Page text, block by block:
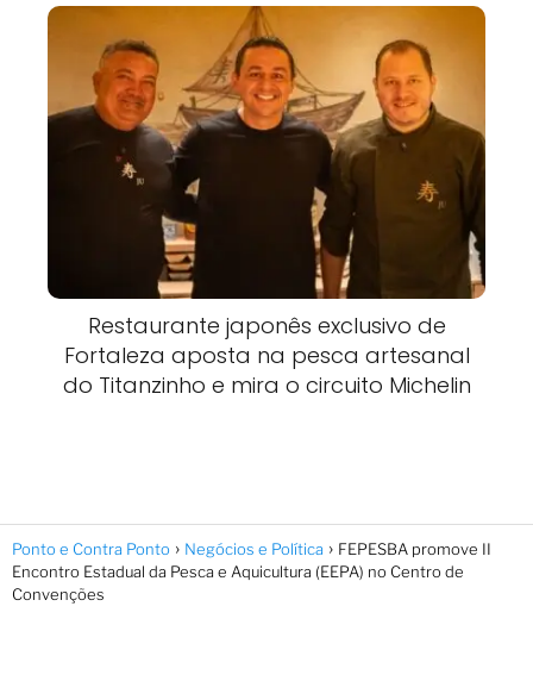
Restaurante japonês exclusivo de
Fortaleza aposta na pesca artesanal
do Titanzinho e mira o circuito Michelin
Ponto e Contra Ponto Negócios e Política
FEPESBA promove II
Encontro Estadual da Pesca e Aquicultura (EEPA) no Centro de
Convenções